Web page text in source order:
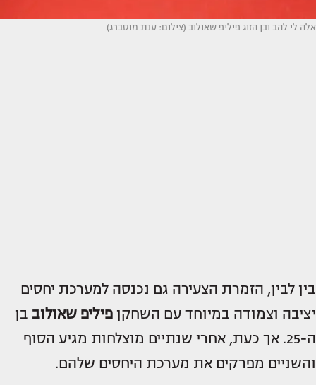
אלה לי להב ובן הזוג פיליפ שאולוב (צילום: ענת מוסברג)
בין לבין, הזמרת הצעירה גם נכנסה למערכת יחסים
יציבה וצמודה במיוחד עם השחקן פיליפ שאולוב בן
ה-25. אך כעת, אחרי שנתיים מוצלחות מגיע הסוף
והשניים מפרקים את מערכת היחסים שלהם.